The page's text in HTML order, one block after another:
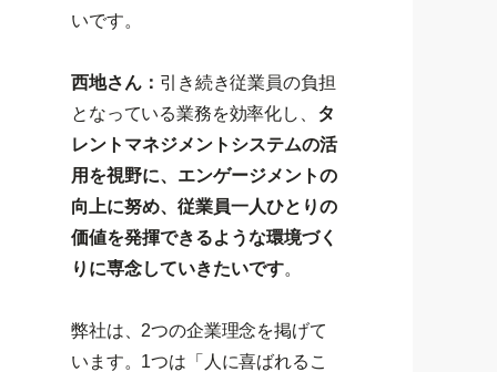
いです。
西地さん： 引き続き従業員の負担
となっている業務を効率化し、 タ
レントマネジメントシステムの活
用を視野に、エンゲージメントの
向上に努め、従業員一人ひとりの
価値を発揮できるような環境づく
りに専念していきたいです。
弊社は、2つの企業理念を掲げて
います。1つは「人に喜ばれるこ